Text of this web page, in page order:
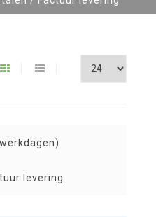
levering